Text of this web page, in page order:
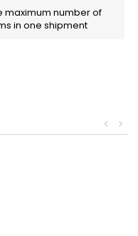
maximum number of
in one shipment
>
<